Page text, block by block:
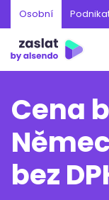
Osobní
Cena
bez